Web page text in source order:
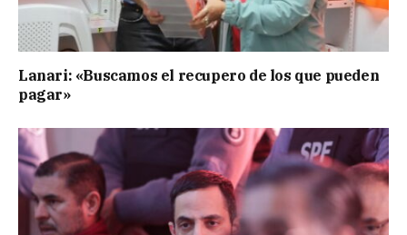
Lanari: «Buscamos el recupero de los que pueden
pagar»